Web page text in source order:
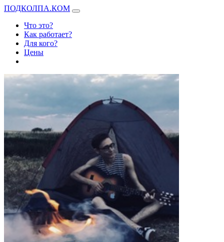
ПОДКОЛПА.КОМ
Что это?
Как работает?
Для кого?
Цены